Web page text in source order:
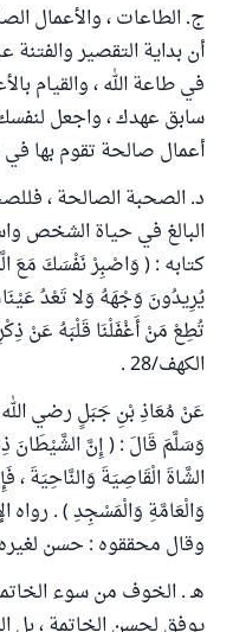
ج. الطاعات ، والأعمال
أن بداية التقصير
في طاعة الله ، والقيام
سابق عهدك ، واجعل لنفسك
أعمال صالحة تقوم بها في
د. الصحبة الصالحة ،
البالغ في حياة الشخص
كتابه : ( وَاصْبِرْ نَفْسَكَ مَعَ
يُرِيدُونَ وَجْهَهُ وَلا تَعْدُ
تُطِعْ مَنْ أَغْفَلْنَا قَلْبَهُ عَنْ
الكهف/28 .
عَنْ مُعَاذِ بْنِ جَبَلٍ رضي الله
وَسَلَّمَ قَالَ : ( إِنَّ الشَّيْطَانَ
الشَّاةَ الْقَاصِيَةَ وَالنَّاحِيَةَ
وقال محققوه : حسن
هـ . الخوف من سوء